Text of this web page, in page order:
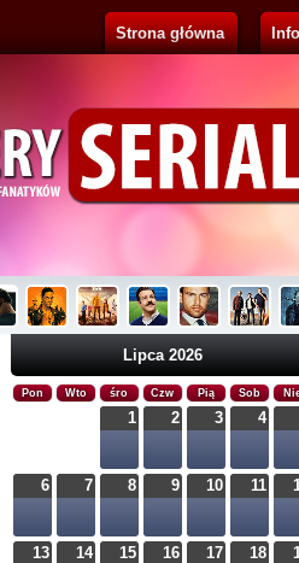
Strona główna
Pluribus
Brak opisu...
Lipca 2026
Pon Wto śro Czw Pią Sob
1 2 3 4
6 7 8 9 10 11
13 14 15 16 17 18